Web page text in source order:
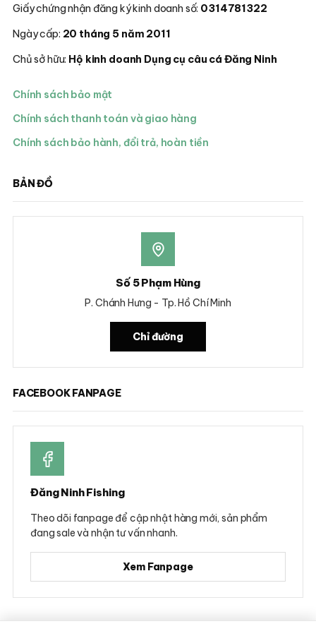
Giấy chứng nhận đăng ký kinh doanh số: 0314781322
Ngày cấp: 20 tháng 5 năm 2011
Chủ sở hữu: Hộ kinh doanh Dụng cụ câu cá Đăng Ninh
Chính sách bảo mật
Chính sách thanh toán và giao hàng
Chính sách bảo hành, đổi trả, hoàn tiền
BẢN ĐỒ
Số 5 Phạm Hùng
P. Chánh Hưng - Tp. Hồ Chí Minh
Chỉ đường
FACEBOOK FANPAGE
Đăng Ninh Fishing
Theo dõi fanpage để cập nhật hàng mới, sản phẩm
đang sale và nhận tư vấn nhanh.
Xem Fanpage